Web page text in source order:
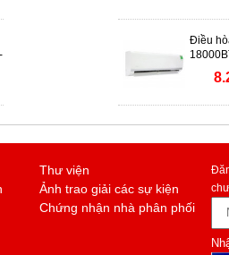
Điều
Thư viện
Ảnh trao giải các sự kiện
Chứng nhận nhà phân phối